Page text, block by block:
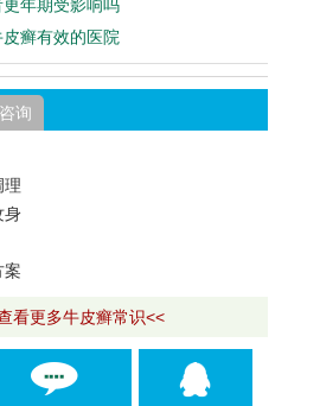
年期受影响吗
癣有效的医院
询
理
身
案
看更多牛皮癣常识<<